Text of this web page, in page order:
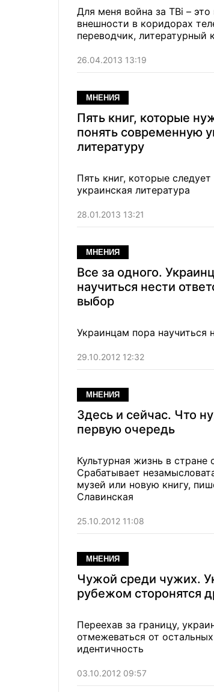
Для меня война за ТВі –
внешности в коридорах телеканала – мы не режимный объект, а
переводчик, литературный
26.04.2013 13:19
МНЕНИЯ
Пять книг, которые
понять современную
литературу
Пять книг, которые
украинская литература
28.01.2013 13:21
МНЕНИЯ
Все за одного.
научиться нести
выбор
Украинцам пора научиться
29.10.2012 12:32
МНЕНИЯ
Здесь и сейчас. Что
первую очередь
Культурная жизнь в
Срабатывает
музей или новую книгу,
Славинская
25.10.2012 11:08
МНЕНИЯ
Чужой среди чужих.
рубежом сторонятся
Переехав за границу,
отмежеваться от
идентичность
03.10.2012 09:57